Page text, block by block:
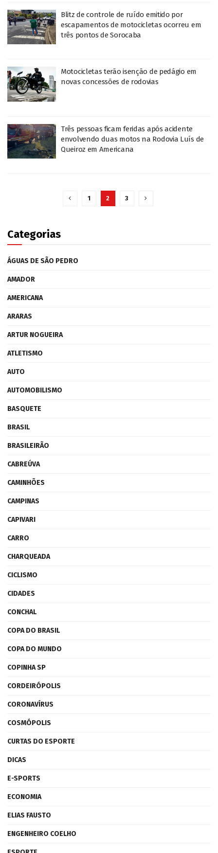
Blitz de controle de ruído emitido por
escapamentos de motocicletas ocorreu em
três pontos de Sorocaba
Motocicletas terão isenção de pedágio em
novas concessões de rodovias
Três pessoas ficam feridas após acidente
envolvendo duas motos na Rodovia Luís de
Queiroz em Americana
1 2 3
Categorias
ÁGUAS DE SÃO PEDRO
AMADOR
AMERICANA
ARARAS
ARTUR NOGUEIRA
ATLETISMO
AUTO
AUTOMOBILISMO
BASQUETE
BRASIL
BRASILEIRÃO
CABREÚVA
CAMINHÕES
CAMPINAS
CAPIVARI
CARRO
CHARQUEADA
CICLISMO
CIDADES
CONCHAL
COPA DO BRASIL
COPA DO MUNDO
COPINHA SP
CORDEIRÓPOLIS
CORONAVÍRUS
COSMÓPOLIS
CURTAS DO ESPORTE
DICAS
E-SPORTS
ECONOMIA
ELIAS FAUSTO
ENGENHEIRO COELHO